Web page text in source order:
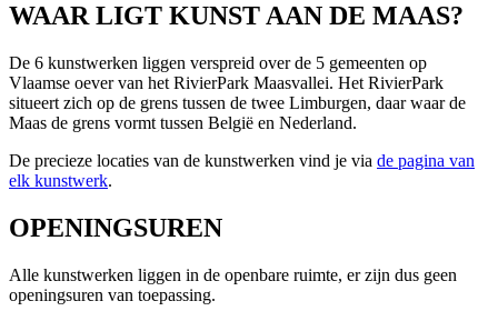
WAAR LIGT KUNST AAN DE MAAS?
De 6 kunstwerken liggen verspreid over de 5 gemeenten op
Vlaamse oever van het RivierPark Maasvallei. Het RivierPark
situeert zich op de grens tussen de twee Limburgen, daar waar de
Maas de grens vormt tussen België en Nederland.
De precieze locaties van de kunstwerken vind je via de pagina van
elk kunstwerk.
OPENINGSUREN
Alle kunstwerken liggen in de openbare ruimte, er zijn dus geen
openingsuren van toepassing.